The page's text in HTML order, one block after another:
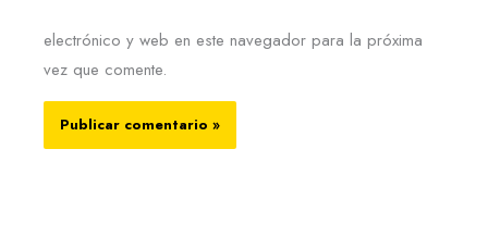
electrónico y web en este navegador para la próxima
vez que comente.